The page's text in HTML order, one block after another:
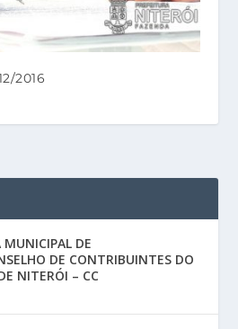
2016
MUNICIPAL DE
DE CONTRIBUINTES DO
NITERÓI – CC